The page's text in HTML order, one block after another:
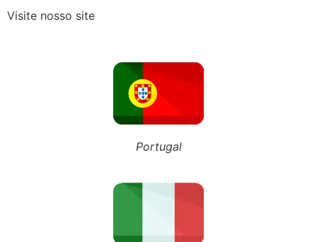
Siga nosso Tiktok
Visite nosso site
Portugal